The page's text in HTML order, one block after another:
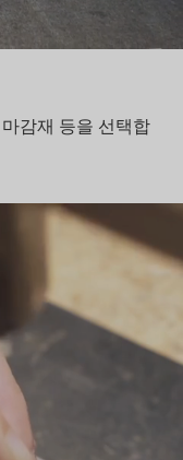
감재 등을 선택합